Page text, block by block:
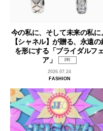
今の私に、そして未来の私に
【シャネル】が贈る、永遠の
を形にする「ブライダルフ
ア」
PR
2026.07.24
FASHION